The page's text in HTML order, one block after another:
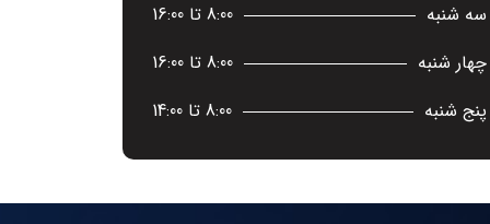
سه شنبه
8:00 تا 16:00
چهار شنبه
8:00 تا 16:00
پنج شنبه
8:00 تا 14:00